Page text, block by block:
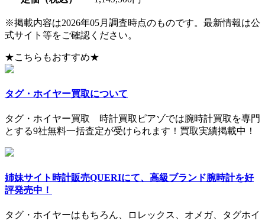
※掲載内容は2026年05月調査時点のものです。最新情報は公
式サイト等をご確認ください。
★こちらもおすすめ★
タグ・ホイヤー買取について
タグ・ホイヤー買取 時計買取ピアゾでは腕時計買取を専門
とする9社無料一括査定が受けられます！買取実績掲載中！
姉妹サイト時計販売QUERIにて、高級ブランド腕時計を好
評発売中！
タグ・ホイヤーはもちろん、ロレックス、オメガ、タグホイ